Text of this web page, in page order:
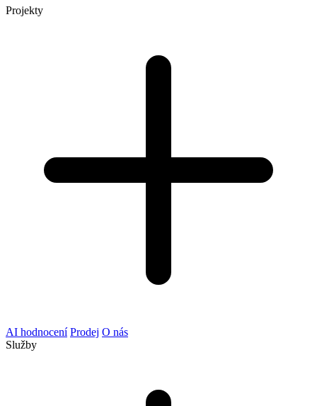
Projekty
AI hodnocení Prodej O nás
Služby